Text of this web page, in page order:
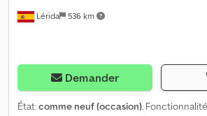
Lérida 536 km
Demander
État:comme neuf (occasion),